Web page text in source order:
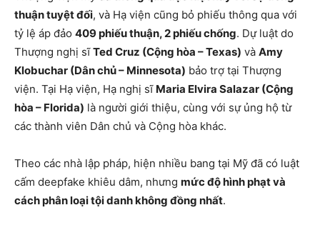
thuận tuyệt đối, và Hạ viện cũng bỏ phiếu thông qua với
tỷ lệ áp đảo 409 phiếu thuận, 2 phiếu chống. Dự luật do
Thượng nghị sĩTed Cruz (Cộng hòa – Texas) và Amy
Klobuchar (Dân chủ – Minnesota) bảo trợ tại Thượng
viện. Tại Hạ viện, Hạ nghị sĩ Maria Elvira Salazar (Cộng
hòa – Florida) là người giới thiệu, cùng với sự ủng hộ từ
các thành viên Dân chủ và Cộng hòa khác.
Theo các nhà lập pháp, hiện nhiều bang tại Mỹ đã có luật
cấm deepfake khiêu dâm, nhưng mức độ hình phạt và
cách phân loại tội danh không đồng nhất.